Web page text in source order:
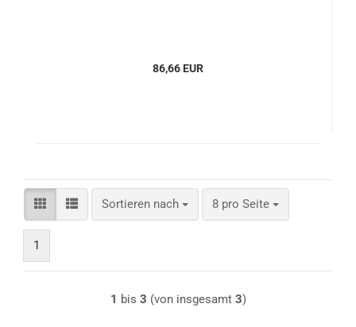
86,66 EUR
Sortieren nach
Sortieren nach 8 pro Seite
pro Seite
1
1 bis 3 (von insgesamt 3)